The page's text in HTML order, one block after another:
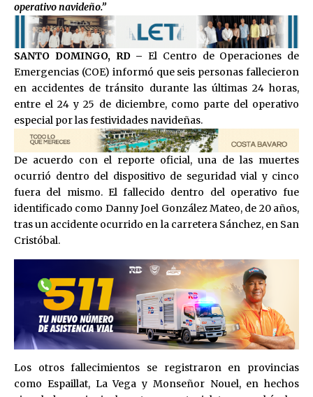
operativo navideño.”
SANTO DOMINGO, RD – El Centro de Operaciones de
Emergencias (COE) informó que seis personas fallecieron
en accidentes de tránsito durante las últimas 24 horas,
entre el 24 y 25 de diciembre, como parte del operativo
especial por las festividades navideñas.
De acuerdo con el reporte oficial, una de las muertes
ocurrió dentro del dispositivo de seguridad vial y cinco
fuera del mismo. El fallecido dentro del operativo fue
identificado como Danny Joel González Mateo, de 20 años,
tras un accidente ocurrido en la carretera Sánchez, en San
Cristóbal.
Los otros fallecimientos se registraron en provincias
como Espaillat, La Vega y Monseñor Nouel, en hechos